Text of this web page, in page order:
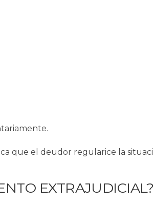
que el deudor regularice la
EXTRAJUDICIAL?